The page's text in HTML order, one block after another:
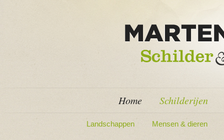
Home Schilderijen
Landschappen Mensen & dieren